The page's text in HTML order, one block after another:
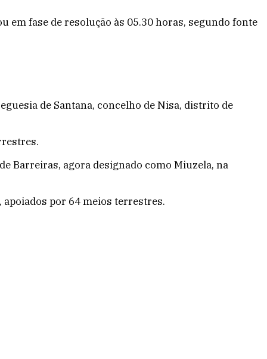
em fase de resolução às 05.30 horas, segundo fonte
de Santana, concelho de Nisa, distrito de
Barreiras, agora designado como Miuzela, na
apoiados por 64 meios terrestres.